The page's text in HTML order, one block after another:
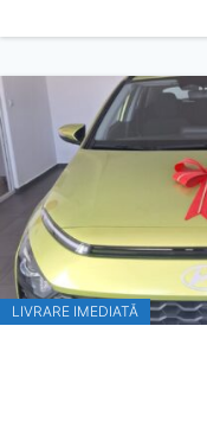
LIVRARE IMEDIATĂ